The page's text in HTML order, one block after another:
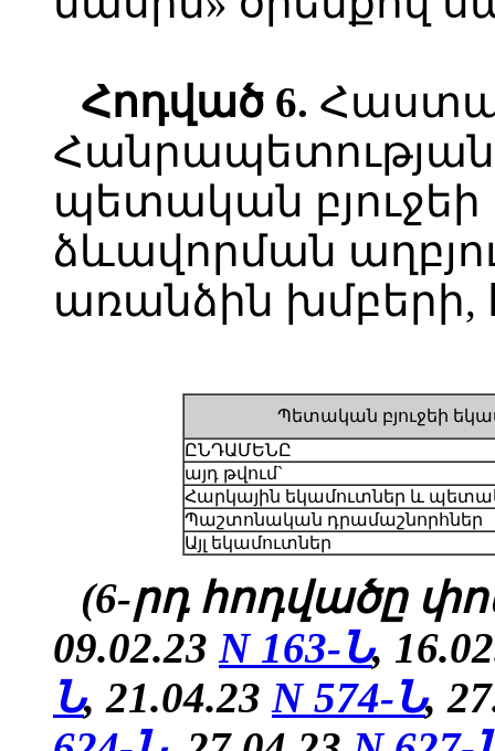
Հոդված 6.
Հանրապետության
պետական
ձևավորման
առանձին խմբերի,
Պետական բյուջեի
ԸՆԴԱՄԵՆԸ
այդ թվում`
Հարկային եկամուտներ և
Պաշտոնական դրամաշնորհներ
Այլ եկամուտներ
(6-րդ հոդվածը
09.02.23 N 163-Ն,
Ն, 21.04.23 N 574-Ն,